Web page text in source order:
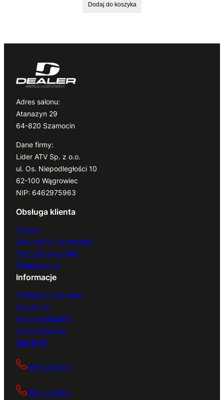
Dodaj do koszyka
Adres salonu:
Atanazyn 29
64-820 Szamocin
Dane firmy:
Lider ATV Sp. z o.o.
ul. Os. Niepodległości 10
62-100 Wągrowiec
NIP: 6462975963
Obsługa klienta
Zwroty
Gwarancja i reklamacje
Płatności i wysyłka
Finansowanie
Informacje
Polityka prywatności
Regulamin
Import pojazdów
Serwis quadów
Kontakt
667 000 083
667 000 084